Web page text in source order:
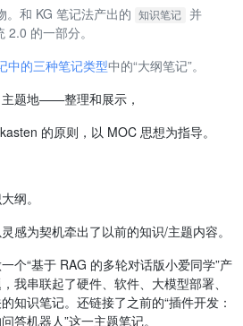
。和 KG 笔记法产出的 知识笔记
并
的一部分。
中的三种笔记类型中的“大纲笔记”。
题地——整理和展示，
的原则，以 MOC 思想为指导。
纲。
感为契机牵出了以前的知识/主题内容。
个“基于 RAG 的多轮对话版小爱同学”产
我串联起了硬件、软件、大模型部署、
知识笔记。还链接了之前的“插件开发：
答机器人”这一主题笔记。